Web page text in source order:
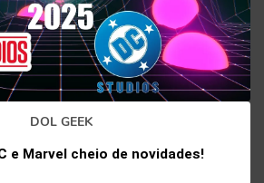
DOL GEEK
e Marvel cheio de novidades!